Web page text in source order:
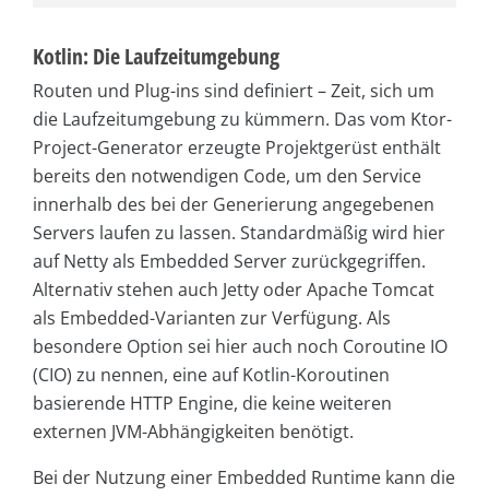
Kotlin: Die Laufzeitumgebung
Routen und Plug-ins sind definiert – Zeit, sich um
die Laufzeitumgebung zu kümmern. Das vom Ktor-
Project-Generator erzeugte Projektgerüst enthält
bereits den notwendigen Code, um den Service
innerhalb des bei der Generierung angegebenen
Servers laufen zu lassen. Standardmäßig wird hier
auf Netty als Embedded Server zurückgegriffen.
Alternativ stehen auch Jetty oder Apache Tomcat
als Embedded-Varianten zur Verfügung. Als
besondere Option sei hier auch noch Coroutine IO
(CIO) zu nennen, eine auf Kotlin-Koroutinen
basierende HTTP Engine, die keine weiteren
externen JVM-Abhängigkeiten benötigt.
Bei der Nutzung einer Embedded Runtime kann die